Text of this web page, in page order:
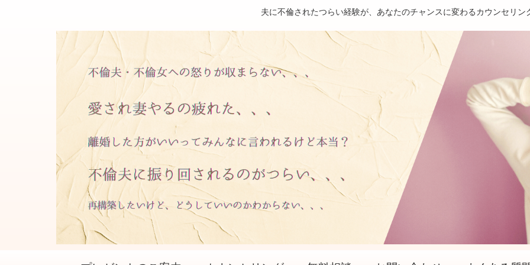
夫に不倫されたつらい経験が、あなたのチャンスに変わるカウンセリン